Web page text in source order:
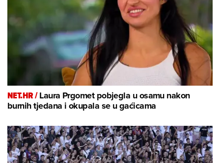
NET.HR /Laura Prgomet pobjegla u osamu nakon
burnih tjedana i okupala se u gaćicama